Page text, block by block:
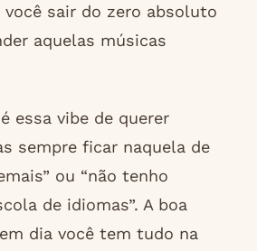
sair do zero absoluto
aquelas músicas
essa vibe de querer
sempre ficar naquela de
ou “não tenho
de idiomas”. A boa
dia você tem tudo na